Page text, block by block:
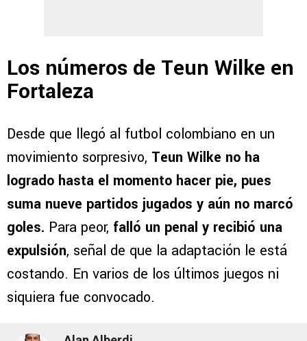
Los números de Teun Wilke en
Fortaleza
Desde que llegó al futbol colombiano en un
movimiento sorpresivo, Teun Wilke no ha
logrado hasta el momento hacer pie, pues
suma nueve partidos jugados y aún no marcó
goles. Para peor, falló un penal y recibió una
expulsión, señal de que la adaptación le está
costando. En varios de los últimos juegos ni
siquiera fue convocado.